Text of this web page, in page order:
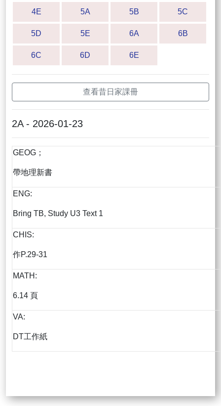
4E 5A 5B 5C
5D 5E 6A 6B
6C 6D 6E
查看昔日家課冊
2A - 2026-01-23
GEOG；
帶地理新書
ENG:
Bring TB, Study U3 Text 1
CHIS:
作P.29-31
MATH:
6.14 頁
VA:
DT工作紙